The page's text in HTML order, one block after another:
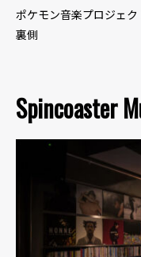
ポケモン音楽プロジェク
裏側
Spincoaster